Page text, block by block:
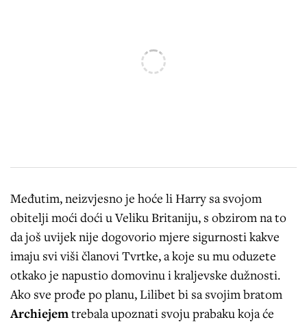
Međutim, neizvjesno je hoće li Harry sa svojom
obitelji moći doći u Veliku Britaniju, s obzirom na to
da još uvijek nije dogovorio mjere sigurnosti kakve
imaju svi viši članovi Tvrtke, a koje su mu oduzete
otkako je napustio domovinu i kraljevske dužnosti.
Ako sve prođe po planu, Lilibet bi sa svojim bratom
Archiejem trebala upoznati svoju prabaku koja će